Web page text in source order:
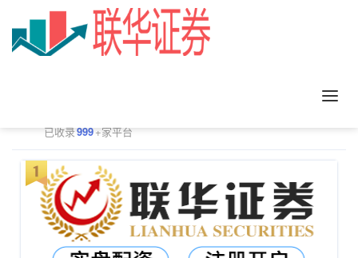
已收录999+家平台